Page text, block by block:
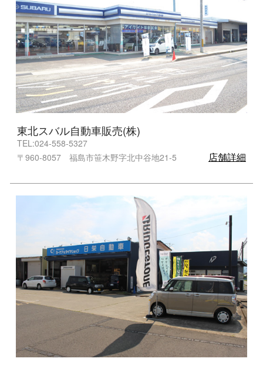
東北スバル自動車販売(株)
TEL:024-558-5327
〒960-8057 福島市笹木野字北中谷地21-5
店舗詳細